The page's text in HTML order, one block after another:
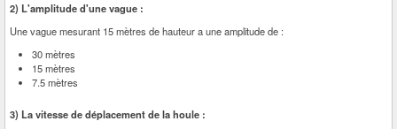
2) L'amplitude d'une vague :
Une vague mesurant 15 mètres de hauteur a une amplitude de :
30 mètres
15 mètres
7.5 mètres
3) La vitesse de déplacement de la houle :